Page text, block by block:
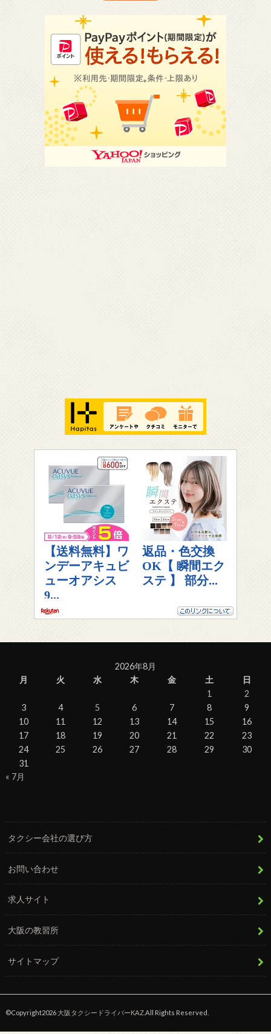
2026年8月
月
火 水 木 金 土
日
1
2
3
4 5 6 7 8
9
10
11 12 13 14 15
16
17
18 19 20 21 22
23
24
25 26 27 28 29
30
31
« 7月
タクシー会社の選び方
お問い合わせ
求人サイト
大阪の教習所
サイトマップ
©Copyright2026大阪タクシードライバーKAZ.All Rights Reserved.